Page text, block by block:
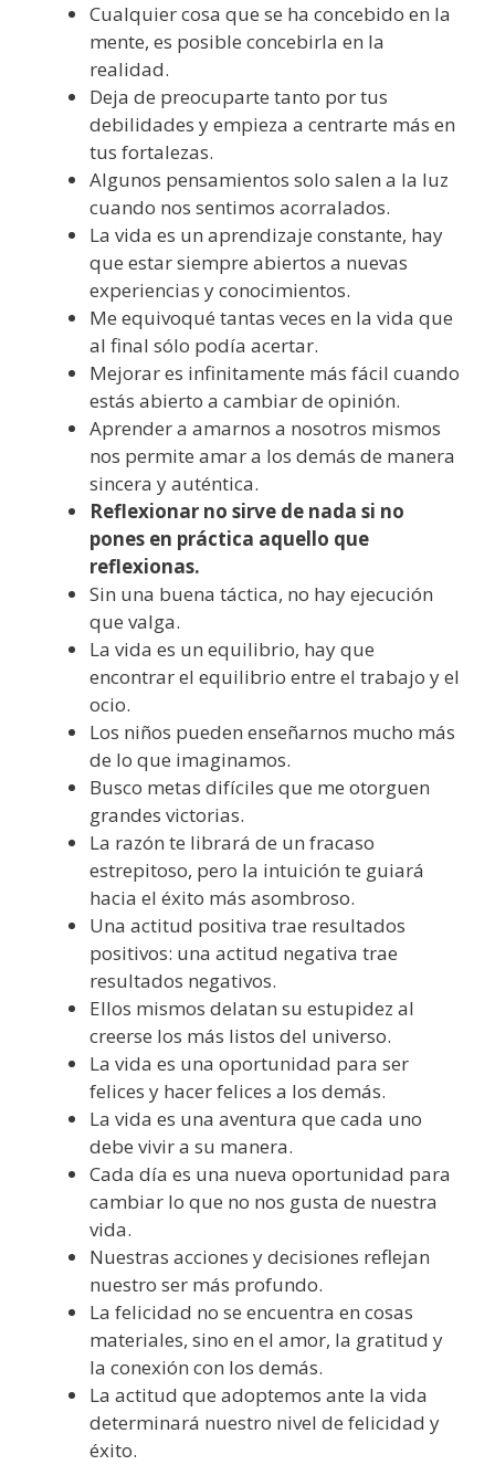
Cualquier cosa que se ha concebido en la
mente, es posible concebirla en la
realidad.
Deja de preocuparte tanto por tus
debilidades y empieza a centrarte más en
tus fortalezas.
Algunos pensamientos solo salen a la luz
cuando nos sentimos acorralados.
La vida es un aprendizaje constante, hay
que estar siempre abiertos a nuevas
experiencias y conocimientos.
Me equivoqué tantas veces en la vida que
al final sólo podía acertar.
Mejorar es infinitamente más fácil cuando
estás abierto a cambiar de opinión.
Aprender a amarnos a nosotros mismos
nos permite amar a los demás de manera
sincera y auténtica.
Reflexionar no sirve de nada si no
pones en práctica aquello que
reflexionas.
Sin una buena táctica, no hay ejecución
que valga.
La vida es un equilibrio, hay que
encontrar el equilibrio entre el trabajo y el
ocio.
Los niños pueden enseñarnos mucho más
de lo que imaginamos.
Busco metas difíciles que me otorguen
grandes victorias.
La razón te librará de un fracaso
estrepitoso, pero la intuición te guiará
hacia el éxito más asombroso.
Una actitud positiva trae resultados
positivos: una actitud negativa trae
resultados negativos.
Ellos mismos delatan su estupidez al
creerse los más listos del universo.
La vida es una oportunidad para ser
felices y hacer felices a los demás.
La vida es una aventura que cada uno
debe vivir a su manera.
Cada día es una nueva oportunidad para
cambiar lo que no nos gusta de nuestra
vida.
Nuestras acciones y decisiones reflejan
nuestro ser más profundo.
La felicidad no se encuentra en cosas
materiales, sino en el amor, la gratitud y
la conexión con los demás.
La actitud que adoptemos ante la vida
determinará nuestro nivel de felicidad y
éxito.